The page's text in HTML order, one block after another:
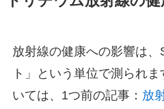
放射線の健康への影響は
ト」という単位で測られ
いては、1つ前の記事： 放